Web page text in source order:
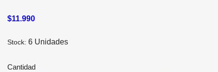
$11.990
Stock: 6 Unidades
Cantidad